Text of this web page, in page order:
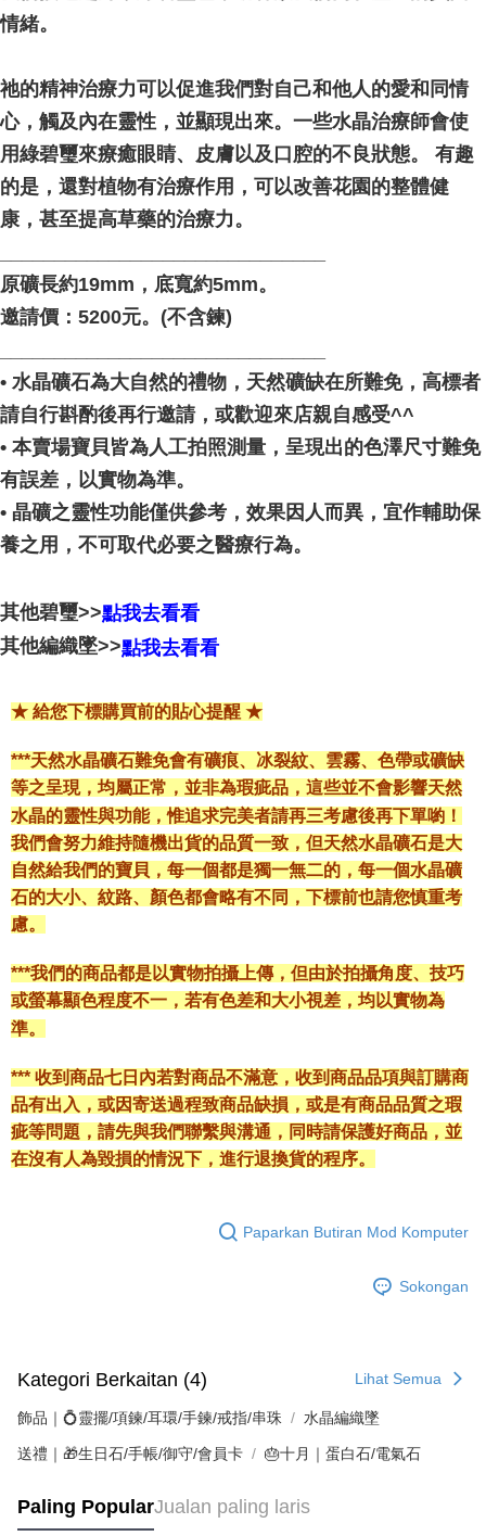
情緒。
祂的精神治療力可以促進我們對自己和他人的愛和同情
心，觸及內在靈性，並顯現出來。一些水晶治療師會使
用綠碧璽來療癒眼睛、皮膚以及口腔的不良狀態。 有趣
的是，還對植物有治療作用，可以改善花園的整體健
康，甚至提高草藥的治療力。
原礦長約19mm，底寬約5mm。
邀請價：5200元。(不含鍊)
• 水晶礦石為大自然的禮物，天然礦缺在所難免，高標者
請自行斟酌後再行邀請，或歡迎來店親自感受^^
• 本賣場寶貝皆為人工拍照測量，呈現出的色澤尺寸難免
有誤差，以實物為準。
• 晶礦之靈性功能僅供參考，效果因人而異，宜作輔助保
養之用，不可取代必要之醫療行為。
其他碧璽>>點我去看看
其他編織墜>>點我去看看
★ 給您下標購買前的貼心提醒 ★
***天然水晶礦石難免會有礦痕、冰裂紋、雲霧、色帶或礦缺
等之呈現，均屬正常，並非為瑕疵品，這些並不會影響天然
水晶的靈性與功能，惟追求完美者請再三考慮後再下單喲！
我們會努力維持隨機出貨的品質一致，但天然水晶礦石是大
自然給我們的寶貝，每一個都是獨一無二的，每一個水晶礦
石的大小、紋路、顏色都會略有不同，下標前也請您慎重考
慮。
***我們的商品都是以實物拍攝上傳，但由於拍攝角度、技巧
或螢幕顯色程度不一，若有色差和大小視差，均以實物為
準。
*** 收到商品七日內若對商品不滿意，收到商品品項與訂購商
品有出入，或因寄送過程致商品缺損，或是有商品品質之瑕
疵等問題，請先與我們聯繫與溝通，同時請保護好商品，並
在沒有人為毀損的情況下，進行退換貨的程序。
Paparkan Butiran Mod Komputer
Sokongan
Kategori Berkaitan (4) Lihat Semua
飾品｜💍靈擺/項鍊/耳環/手鍊/戒指/串珠 水晶編織墜
送禮｜🎁生日石/手帳/御守/會員卡 🎂十月｜蛋白石/電氣石
Paling PopularJualan paling laris